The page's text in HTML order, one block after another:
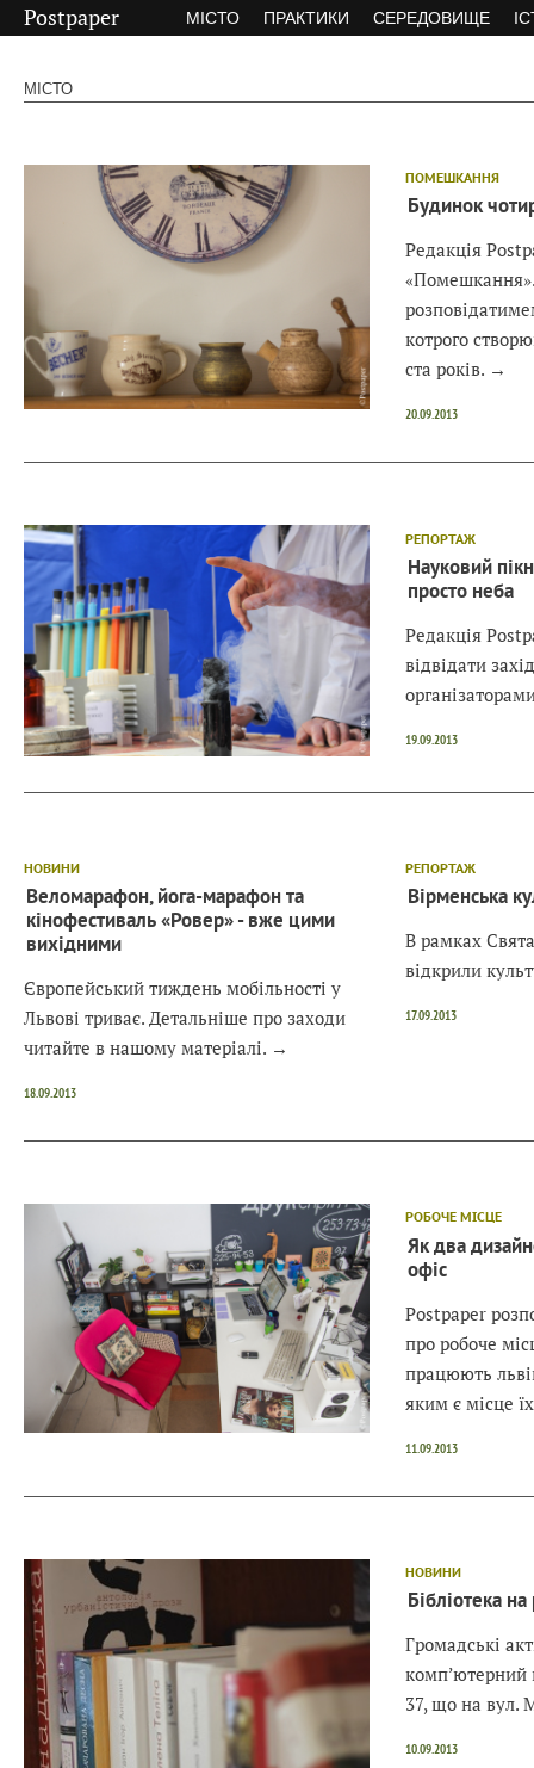
Postpaper МІСТО ПРАКТИКИ СЕРЕДОВИЩЕ
МІСТО
ПОМЕШКАННЯ
Будинок
Редакція
котрого
ста років. →
20.09.2013
РЕПОРТАЖ
Науковий
просто неба
Редакція
відвідати
19.09.2013
НОВИНИ
Веломарафон, йога-марафон та
кінофестиваль «Ровер» - вже цими
вихідними
Європейський тиждень мобільності у
Львові триває. Детальніше про заходи
читайте в нашому матеріалі. →
18.09.2013
РЕПОРТАЖ
Вірменська
В рамках
відкрили
17.09.2013
РОБОЧЕ МІСЦЕ
Як два
офіс
Postpaper
про робоче
працюють
яким є місце
11.09.2013
НОВИНИ
Бібліотека на
Громадські
комп’ютерний
37, що на вул.
10.09.2013